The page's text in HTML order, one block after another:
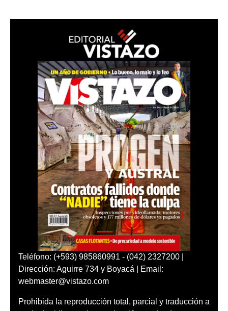
Teléfono: (+593) 985860991 - (042) 2327200 |
Dirección: Aguirre 734 y Boyacá | Email:
webmaster@vistazo.com
Prohibida la reproducción total, parcial y traducción a